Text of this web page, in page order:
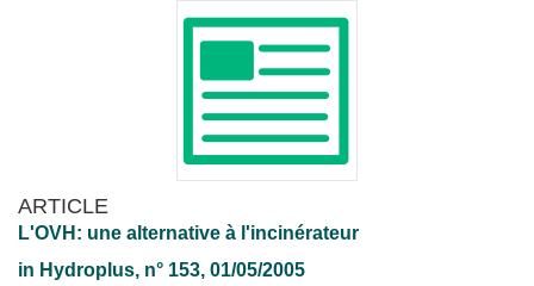
ARTICLE
L'OVH: une alternative à l'incinérateur
in Hydroplus, n° 153, 01/05/2005